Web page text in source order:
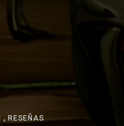
, RESEÑAS